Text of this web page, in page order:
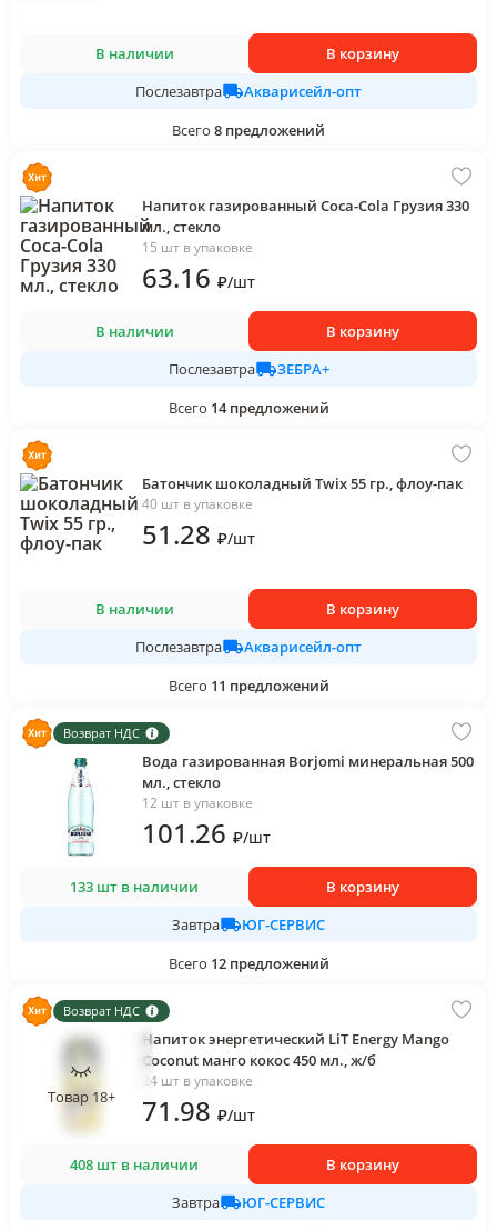
В наличии
В корзину
Послезавтра
Акварисейл-опт
Всего 8 предложений
Напиток газированный Coca-Cola Грузия 330
мл., стекло
15 шт в упаковке
63.16 ₽/шт
В наличии
В корзину
Послезавтра
ЗЕБРА+
Всего 14 предложений
Батончик шоколадный Twix 55 гр., флоу-пак
40 шт в упаковке
51.28 ₽/шт
В наличии
В корзину
Послезавтра
Акварисейл-опт
Всего 11 предложений
Возврат НДС
Вода газированная Borjomi минеральная 500
мл., стекло
12 шт в упаковке
101.26 ₽/шт
133 шт в наличии
В корзину
Завтра
ЮГ-СЕРВИС
Всего 12 предложений
Возврат НДС
Товар 18+
Напиток энергетический LiT Energy Mango
Coconut манго кокос 450 мл., ж/б
24 шт в упаковке
71.98 ₽/шт
408 шт в наличии
В корзину
Завтра
ЮГ-СЕРВИС